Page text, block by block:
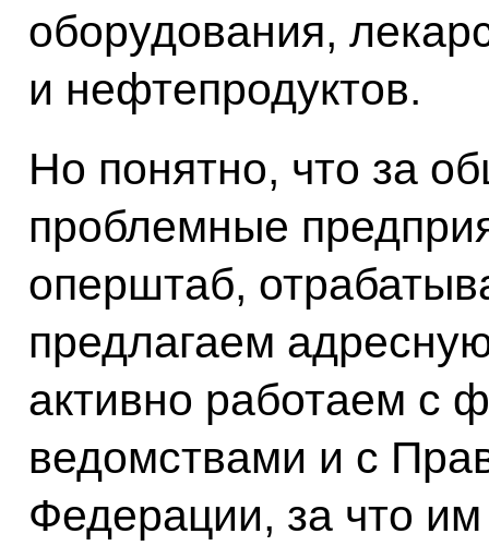
оборудования,
и нефтепродуктов.
Но понятно, что за
проблемные
оперштаб,
предлагаем
активно работаем с
ведомствами и с
Федерации, за что